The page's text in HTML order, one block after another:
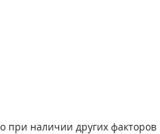
при наличии других факторов